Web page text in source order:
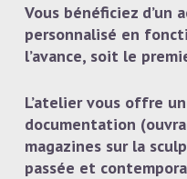
Vous bénéficiez d’un
personnalisé en
l’avance, soit le
L’atelier vous offre
documentation
magazines sur la
passée et